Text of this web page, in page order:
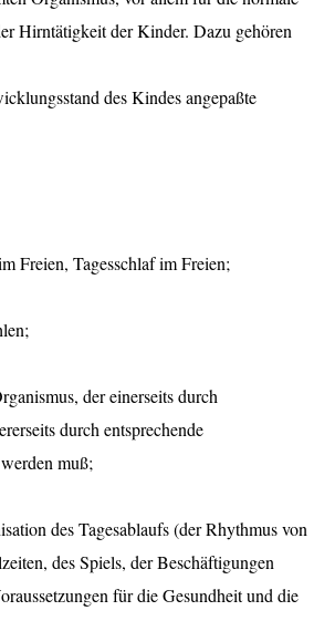
Hirntätigkeit der Kinder. Dazu gehören
des Kindes angepaßte
Freien, Tagesschlaf im Freien;
der einerseits durch
durch entsprechende
muß;
des Tagesablaufs (der Rhythmus von
des Spiels, der Beschäftigungen
für die Gesundheit und die